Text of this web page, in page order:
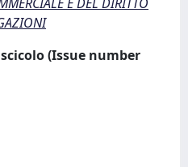
(Issue number